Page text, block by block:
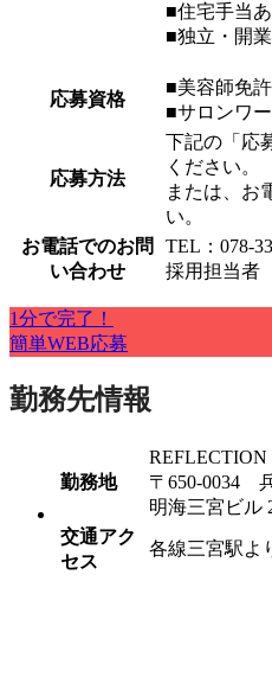
■住宅手当あ
■独立・開
応募資格
■美容師免
■サロンワ
応募方法
下記の「応
ください。
または、お
い。
お電話でのお問
い合わせ
TEL：078-
採用担当者
1分で完了！
簡単WEB応募
勤務先情報
勤務地
REFLECTION
〒650-0034
明海三宮ビル
交通アク
セス
各線三宮駅よ